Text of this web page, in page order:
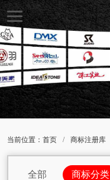
当前位置： 首页 / 商标注册库
全部 商标分类